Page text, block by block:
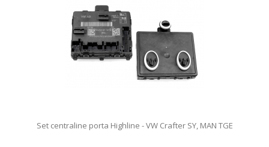
Set centraline porta Highline - VW Crafter SY, MAN TGE